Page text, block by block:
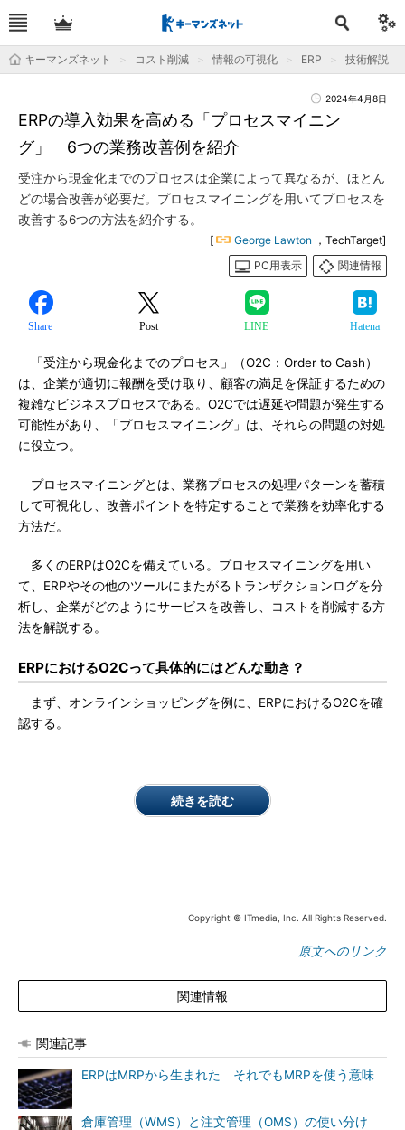
キーマンズネット コスト削減 情報の可視化 ERP 技術解説
2024年4月8日
ERPの導入効果を高める「プロセスマイニン
グ」 6つの業務改善例を紹介
受注から現金化までのプロセスは企業によって異なるが、ほとん
どの場合改善が必要だ。プロセスマイニングを用いてプロセスを
改善する6つの方法を紹介する。
[ George Lawton ，TechTarget]
PC用表示
関連情報
Share Post LINE Hatena
「受注から現金化までのプロセス」（O2C：Order to Cash）
は、企業が適切に報酬を受け取り、顧客の満足を保証するための
複雑なビジネスプロセスである。O2Cでは遅延や問題が発生する
可能性があり、「プロセスマイニング」は、それらの問題の対処
に役立つ。
プロセスマイニングとは、業務プロセスの処理パターンを蓄積
して可視化し、改善ポイントを特定することで業務を効率化する
方法だ。
多くのERPはO2Cを備えている。プロセスマイニングを用い
て、ERPやその他のツールにまたがるトランザクションログを分
析し、企業がどのようにサービスを改善し、コストを削減する方
法を解説する。
ERPにおけるO2Cって具体的にはどんな動き？
まず、オンラインショッピングを例に、ERPにおけるO2Cを確
認する。
続きを読む
Copyright © ITmedia, Inc. All Rights Reserved.
原文へのリンク
関連情報
関連記事
ERPはMRPから生まれた それでもMRPを使う意味
倉庫管理（WMS）と注文管理（OMS）の使い分け